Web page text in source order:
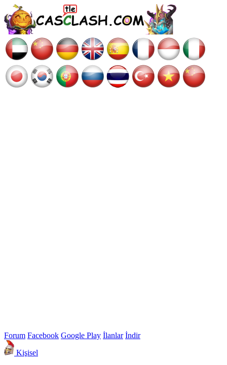
Forum Facebook Google Play İlanlar İndir
Kişisel